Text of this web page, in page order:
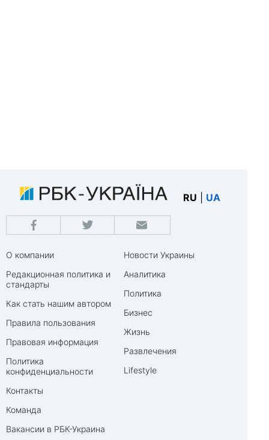
RU UA
О компании
Редакционная политика и
стандарты
Как стать нашим автором
Правила пользования
Правовая информация
Политика
конфиденциальности
Контакты
Команда
Вакансии в РБК-Украина
Новости Украины
Аналитика
Политика
Бизнес
Жизнь
Развлечения
Lifestyle